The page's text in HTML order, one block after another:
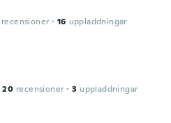
recensioner · 16 uppladdningar
20 recensioner · 3 uppladdningar